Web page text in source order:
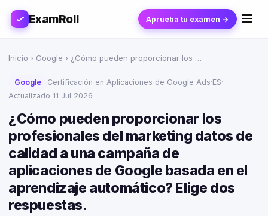
ExamRoll Aprueba tu examen →
Inicio › Google › ¿Cómo pueden proporcionar los …
Google Certificación en Aplicaciones de Google Ads·ES·
Actualizado 11 Jul 2026
¿Cómo pueden proporcionar los
profesionales del marketing datos de
calidad a una campaña de
aplicaciones de Google basada en el
aprendizaje automático? Elige dos
respuestas.